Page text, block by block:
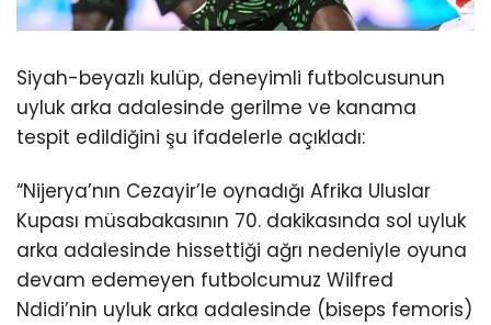
Siyah-beyazlı kulüp, deneyimli futbolcusunun
uyluk arka adalesinde gerilme ve kanama
tespit edildiğini şu ifadelerle açıkladı:
“Nijerya’nın Cezayir’le oynadığı Afrika Uluslar
Kupası müsabakasının 70. dakikasında sol uyluk
arka adalesinde hissettiği ağrı nedeniyle oyuna
devam edemeyen futbolcumuz Wilfred
Ndidi’nin uyluk arka adalesinde (biseps femoris)